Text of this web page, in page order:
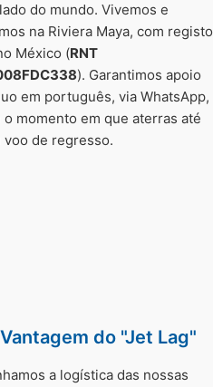
do mundo. Vivemos e
na Riviera Maya, com registo
México (RNT
). Garantimos apoio
em português, via WhatsApp,
o momento em que aterras até
voo de regresso.
do "Jet Lag"
a logística das nossas